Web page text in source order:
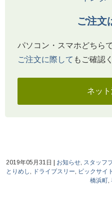
ご注文
パソコン・スマホどちら
ご注文に際して もご確認
ネッ
2019年05月31日 お知らせ, スタッフ
とりめし, ドライブスリー, ビックサイト
橋浜町,